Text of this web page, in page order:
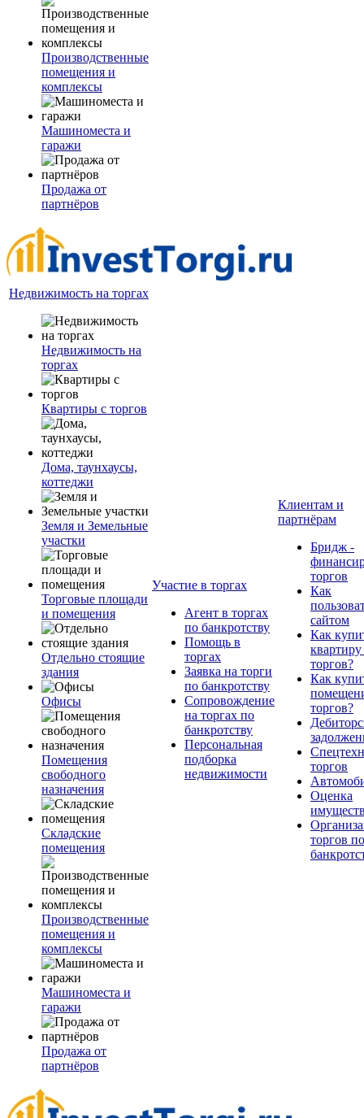
Производственные
помещения и
комплексы
Машиноместа и
гаражи
Продажа от
партнёров
Недвижимость на торгах
Недвижимость на
торгах
Квартиры с торгов
Дома, таунхаусы,
коттеджи
Земля и Земельные
участки
Торговые площади
и помещения
Отдельно стоящие
здания
Офисы
Помещения
свободного
назначения
Складские
помещения
Производственные
помещения и
комплексы
Машиноместа и
гаражи
Продажа от
партнёров
Участие в торгах
Агент в торгах
по банкротству
Помощь в
торгах
Заявка на торги
по банкротству
Сопровождение
на торгах по
банкротству
Персональная
подборка
недвижимости
Клиентам и
партнёрам
Бридж -
торгов
Как
сайтом
Как
квартиру
торгов?
Как
торгов?
торгов
Оценка
торгов по